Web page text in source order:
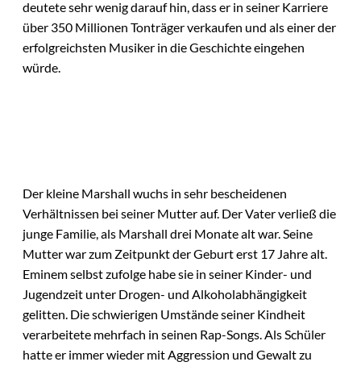
deutete sehr wenig darauf hin, dass er in seiner Karriere
über 350 Millionen Tonträger verkaufen und als einer der
erfolgreichsten Musiker in die Geschichte eingehen
würde.
Der kleine Marshall wuchs in sehr bescheidenen
Verhältnissen bei seiner Mutter auf. Der Vater verließ die
junge Familie, als Marshall drei Monate alt war. Seine
Mutter war zum Zeitpunkt der Geburt erst 17 Jahre alt.
Eminem selbst zufolge habe sie in seiner Kinder- und
Jugendzeit unter Drogen- und Alkoholabhängigkeit
gelitten. Die schwierigen Umstände seiner Kindheit
verarbeitete mehrfach in seinen Rap-Songs. Als Schüler
hatte er immer wieder mit Aggression und Gewalt zu